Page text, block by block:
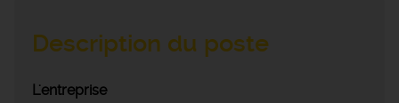
Description du poste
L'entreprise